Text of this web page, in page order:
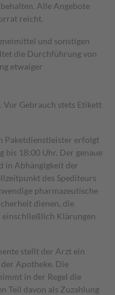
Alle Angebote
reicht.
und sonstigen
die Durchführung von
etwaiger
Gebrauch stets Etikett
Paketdienstleister erfolgt
bis 18:00 Uhr. Der genaue
in Abhängigkeit der
des Spediteurs
pharmazeutische
dienen, die
Klärungen
stellt der Arzt ein
Apotheke. Die
in der Regel die
Teil davon als Zuzahlung